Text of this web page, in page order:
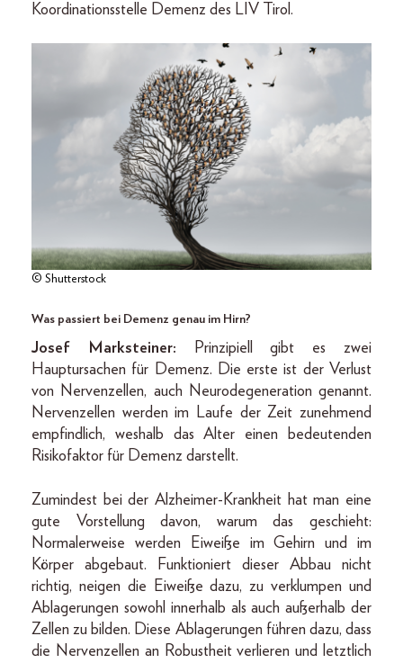
Koordinationsstelle Demenz des LIV Tirol.
© Shutterstock
Was passiert bei Demenz genau im Hirn?
Josef Marksteiner: Prinzipiell gibt es zwei
Hauptursachen für Demenz. Die erste ist der Verlust
von Nervenzellen, auch Neurodegeneration genannt.
Nervenzellen werden im Laufe der Zeit zunehmend
empfindlich, weshalb das Alter einen bedeutenden
Risikofaktor für Demenz darstellt.
Zumindest bei der Alzheimer-Krankheit hat man eine
gute Vorstellung davon, warum das geschieht:
Normalerweise werden Eiweiße im Gehirn und im
Körper abgebaut. Funktioniert dieser Abbau nicht
richtig, neigen die Eiweiße dazu, zu verklumpen und
Ablagerungen sowohl innerhalb als auch außerhalb der
Zellen zu bilden. Diese Ablagerungen führen dazu, dass
die Nervenzellen an Robustheit verlieren und letztlich